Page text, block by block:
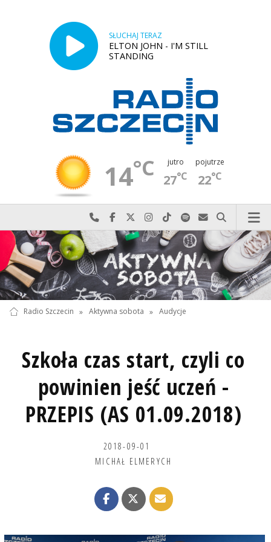
SŁUCHAJ TERAZ
ELTON JOHN - I'M STILL
STANDING
14°C jutro
27°C
pojutrze
22°C
Najlepiej po prostu do nas zadzwoń
Odwiedź nas na Facebook-u
Odwiedź nas na X
Odwiedź nas na Instagram-ie
Odwiedź nas na TikTok-u
Szukaj nas na Spotify
Wyślij do nas
Szukaj
Radio Szczecin » Aktywna sobota » Audycje
Szkoła czas start, czyli co
powinien jeść uczeń -
PRZEPIS (AS 01.09.2018)
2018-09-01
MICHAŁ ELMERYCH